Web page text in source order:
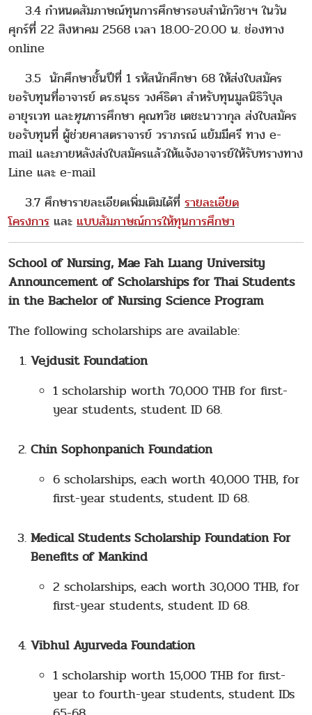
3.4 กำหนดสัมภาษณ์ทุนการศึกษารอบสำนักวิชาฯ ในวัน
ศุกร์ที่ 22 สิงหาคม 2568 เวลา 18.00-20.00 น. ช่องทาง
online
3.5 นักศึกษาชั้นปีที่ 1 รหัสนักศึกษา 68 ให้ส่งใบสมัคร
ขอรับทุนที่อาจารย์ ดร.ธนุธร วงศ์ธิดา สำหรับทุนมูลนิธิวิบุล
อายุรเวท และทุนการศึกษา คุณทวิช เตชะนาวากุล ส่งใบสมัคร
ขอรับทุนที่ ผู้ช่วยศาสตราจารย์ วราภรณ์ แย้มมีศรี ทาง e-
mail และภายหลังส่งใบสมัครแล้วให้แจ้งอาจารย์ให้รับทรางทาง
Line และ e-mail
3.7 ศึกษารายละเอียดเพิ่มเติมได้ที่ รายละเอียด
โครงการ และ แบบสัมภาษณ์การให้ทุนการศึกษา
School of Nursing, Mae Fah Luang University
Announcement of Scholarships for Thai Students
in the Bachelor of Nursing Science Program
The following scholarships are available:
Vejdusit Foundation
1 scholarship worth 70,000 THB for first-
year students, student ID 68.
Chin Sophonpanich Foundation
6 scholarships, each worth 40,000 THB, for
first-year students, student ID 68.
Medical Students Scholarship Foundation For
Benefits of Mankind
2 scholarships, each worth 30,000 THB, for
first-year students, student ID 68.
Vibhul Ayurveda Foundation
1 scholarship worth 15,000 THB for first-
year to fourth-year students, student IDs